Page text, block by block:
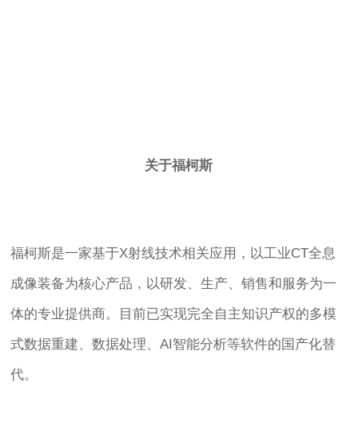
关于福柯斯
福柯斯是一家基于X射线技术相关应用，以工业CT全息
成像装备为核心产品，以研发、生产、销售和服务为一
体的专业提供商。目前已实现完全自主知识产权的多模
式数据重建、数据处理、AI智能分析等软件的国产化替
代。